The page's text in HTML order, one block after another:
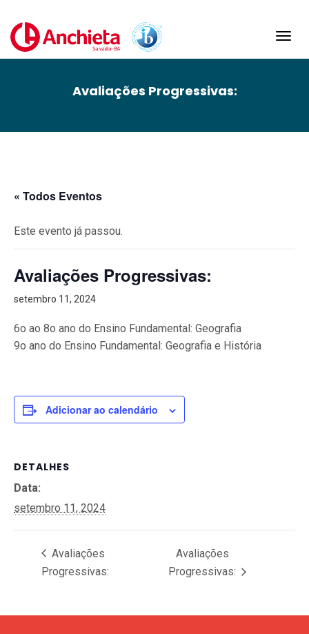
Avaliações Progressivas:
« Todos Eventos
Este evento já passou.
Avaliações Progressivas:
setembro 11, 2024
6o ao 8o ano do Ensino Fundamental: Geografia
9o ano do Ensino Fundamental: Geografia e História
Adicionar ao calendário
DETALHES
Data:
setembro 11, 2024
Avaliações
Progressivas:
Avaliações
Progressivas: